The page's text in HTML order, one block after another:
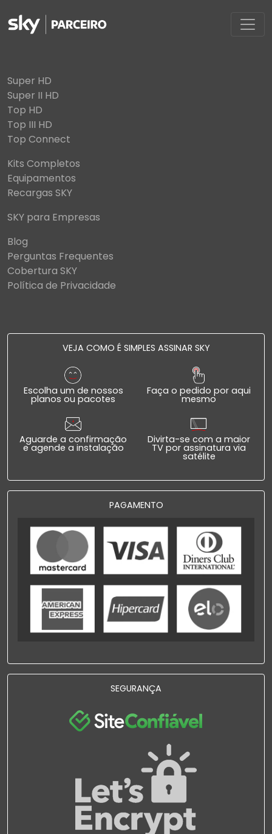
Super HD
Super II HD
Top HD
Top III HD
Top Connect
Kits Completos
Equipamentos
Recargas SKY
SKY para Empresas
Blog
Perguntas Frequentes
Cobertura SKY
Política de Privacidade
VEJA COMO É SIMPLES ASSINAR SKY
Escolha um de nossos
planos ou pacotes
Faça o pedido por aqui
mesmo
Aguarde a confirmação
e agende a instalação
Divirta-se com a maior
TV por assinatura via
satélite
PAGAMENTO
SEGURANÇA